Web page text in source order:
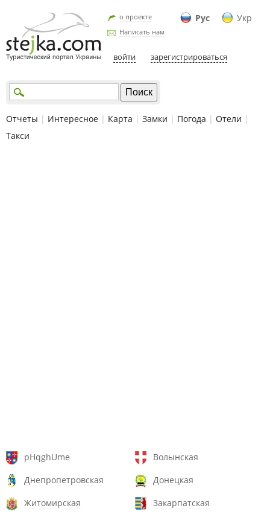
Рус Укр
о проекте
Написать нам
войти зарегистрироваться
Отчеты | Интересное | Карта | Замки | Погода | Отели |
Такси
pHqghUme
Волынская
Днепропетровская
Донецкая
Житомирская
Закарпатская